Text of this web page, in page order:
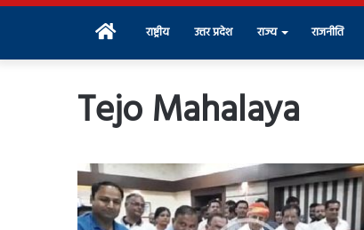
Home राष्ट्रीय उत्तर प्रदेश राज्य राजनीति
Tejo Mahalaya